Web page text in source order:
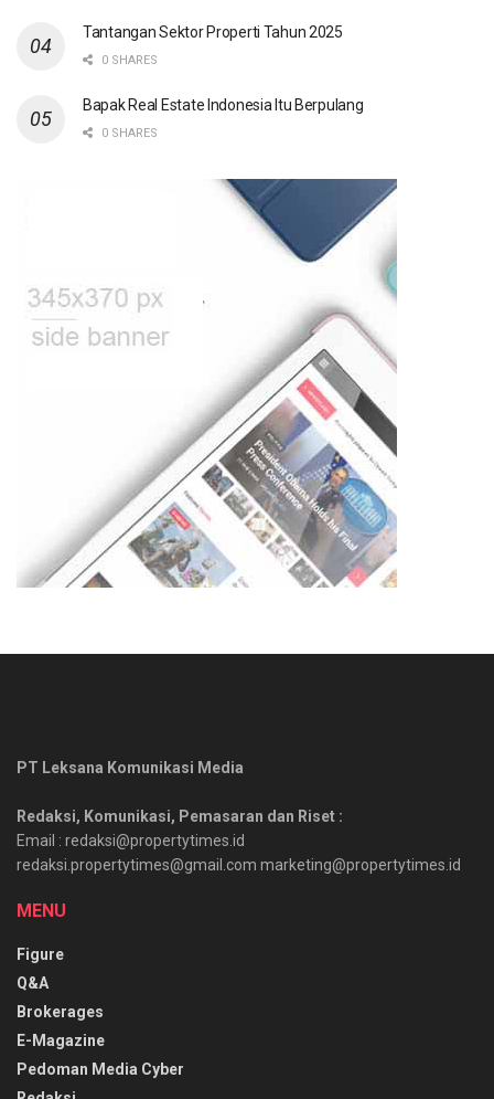
Tantangan Sektor Properti Tahun 2025
0 SHARES
Bapak Real Estate Indonesia Itu Berpulang
0 SHARES
PT Leksana Komunikasi Media
Redaksi, Komunikasi, Pemasaran dan Riset :
Email : redaksi@propertytimes.id
redaksi.propertytimes@gmail.com marketing@propertytimes.id
MENU
Figure
Q&A
Brokerages
E-Magazine
Pedoman Media Cyber